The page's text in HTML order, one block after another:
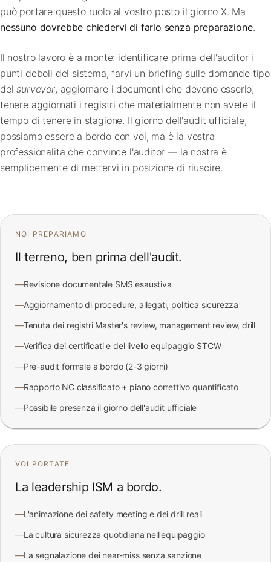
può portare questo ruolo al vostro posto il giorno X. Ma
nessuno dovrebbe chiedervi di farlo senza preparazione.
Il nostro lavoro è a monte: identificare prima dell'auditor i
punti deboli del sistema, farvi un briefing sulle domande tipo
delsurveyor, aggiornare i documenti che devono esserlo,
tenere aggiornati i registri che materialmente non avete il
tempo di tenere in stagione. Il giorno dell'audit ufficiale,
possiamo essere a bordo con voi, ma è la vostra
professionalità che convince l'auditor — la nostra è
semplicemente di mettervi in posizione di riuscire.
NOI PREPARIAMO
Il terreno, ben prima dell'audit.
—Revisione documentale SMS esaustiva
—Aggiornamento di procedure, allegati, politica sicurezza
—Tenuta dei registri Master's review, management review, drill
—Verifica dei certificati e del livello equipaggio STCW
—Pre-audit formale a bordo (2-3 giorni)
—Rapporto NC classificato + piano correttivo quantificato
—Possibile presenza il giorno dell'audit ufficiale
VOI PORTATE
La leadership ISM a bordo.
—L'animazione dei safety meeting e dei drill reali
—La cultura sicurezza quotidiana nell'equipaggio
—La segnalazione dei near-miss senza sanzione